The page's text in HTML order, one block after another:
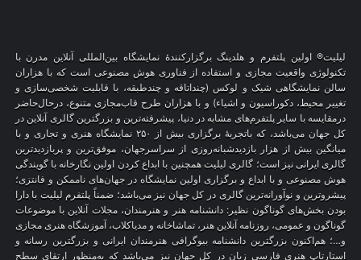
لیلیت® اولین پلتفرم و هلدینگ برگزارکنندهٔ نمایشگاه بین‌المللی آنلاین مدرن با
تکنولوژی واقعیت مجازی و استفاده از فناوری هوش مصنوعی است که با هزاران
سالن نمایشگاهی شیک و لوکس (چنداتاقه و چندطبقه، با قابلیت شخصی‌سازی و
تغییر محیط، دکوراسیون و اشیاء) و با هزاران طرح قاب‌مجازی متنوع، درحال‌حاضر
درمقایسه با سایر پلتفرم‌های مشابه در دنیا، پیشرفته‌ترین و بزرگترین گالری آنلاین در
کل جهان می‌باشد، که باتجربهٔ برگزاری بیش از ۲۵۰ نمایشگاه هنری و تجاری و با
میانگین بیش از هزار بازدیدشبانه‌روزی از سراسرجهان، موفق‌ترین و پربازدیدترین
گالری ایرانی نیز است؛ گالری لیلیت همچنین با ابداع کردن اولین نگارخانه با گویندگی
هوش مصنوعی و با ابداع و برگزاری اولین نمایشگاه در جهان‌های ناممکن و فانتزی؛
پیشروترین و نوآورانه‌ترین گالری در کل جهان نیز می‌باشد؛ ضمناً پلتفرم لیلیت با دارا
بودن بخش‌های گوناگون نظیر: دانشنامه هنر و هنرمندان، مجلات آنلاین با موضوعات
گوناگون و عمومی، روزنامه آنلاین هنر، تماشاخانه و مدیاکلاب، آموزشگاه هنری مجازی
و…؛ هم‌اکنون بزرگترین دانشنامه بیوگرافی هنرمندان ایرانی و بزرگترین رسانه و
استارتاپ هنری فارسی زبان در کل جهان نیز می‌باشد که به‌منظور ارتقای سطح